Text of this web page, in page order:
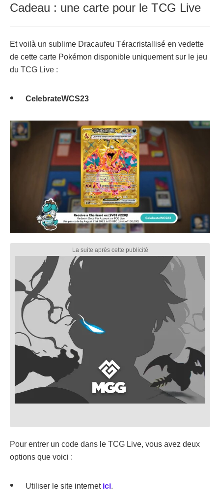
Cadeau : une carte pour le TCG Live
Et voilà un sublime Dracaufeu Téracristallisé en vedette
de cette carte Pokémon disponible uniquement sur le jeu
du TCG Live :
CelebrateWCS23
Pour entrer un code dans le TCG Live, vous avez deux
options que voici :
Utiliser le site internet ici.